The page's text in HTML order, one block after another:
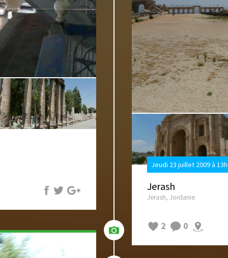
Jeudi 23 juillet 2009 à
Jerash
Jerash, Jordanie
2 0